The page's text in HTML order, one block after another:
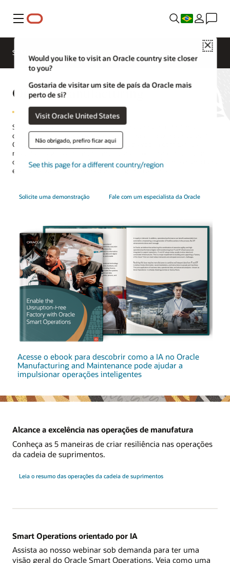
Menu
Close
Would you like to visit an Oracle country site closer
to you?
Gostaria de visitar um site de país da Oracle mais
perto de si?
Visit Oracle United States
Não obrigado, prefiro ficar aqui
See this page for a different country/region
SCM para Indústrias
Oracle Manufacturing
Sua aplicação demanufaturaestá melhorando sua eficiência e
qualidade de produção e, ao mesmo tempo, reduzindo custos? O
Oracle Fusion Cloud Manufacturing ajuda você a otimizar sua
manufatura global de modo misto para maximizar o desempenho
operacional, com uma solução de operações inteligentes conectada
e automatizada, alimentada por inteligência artificial.
Solicite uma demonstração Fale com um especialista da Oracle
Acesse o ebook para descobrir como a IA no Oracle
Manufacturing and Maintenance pode ajudar a
impulsionar operações inteligentes
Alcance a excelência nas operações de manufatura
Conheça as 5 maneiras de criar resiliência nas operações
da cadeia de suprimentos.
Leia o resumo das operações da cadeia de suprimentos
Smart Operations orientado por IA
Assista ao nosso webinar sob demanda para ter uma
visão geral do Oracle Smart Operations. Veja como uma